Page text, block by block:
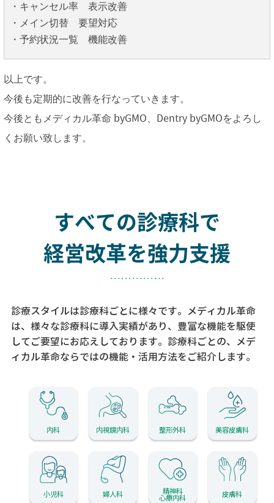
・キャンセル率 表示改善
・メイン切替 要望対応
・予約状況一覧 機能改善
以上です。
今後も定期的に改善を行なっていきます。
今後ともメディカル革命 byGMO、Dentry byGMOをよろし
くお願い致します。
すべての診療科で
経営改革を強力支援
診療スタイルは診療科ごとに様々です。メディカル革命
は、様々な診療科に導入実績があり、 豊富な機能を駆使
してご要望にお応えしております。 診療科ごとの、メデ
ィカル革命ならではの機能・活用方法をご紹介します。
内科 内視鏡内科 整形外科 美容皮膚科
小児科 婦人科 精神科
心療内科 皮膚科